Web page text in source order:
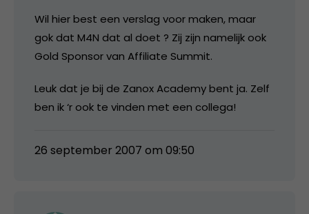
Wil hier best een verslag voor maken, maar
gok dat M4N dat al doet ? Zij zijn namelijk ook
Gold Sponsor van Affiliate Summit.
Leuk dat je bij de Zanox Academy bent ja. Zelf
ben ik ‘r ook te vinden met een collega!
26 september 2007 om 09:50